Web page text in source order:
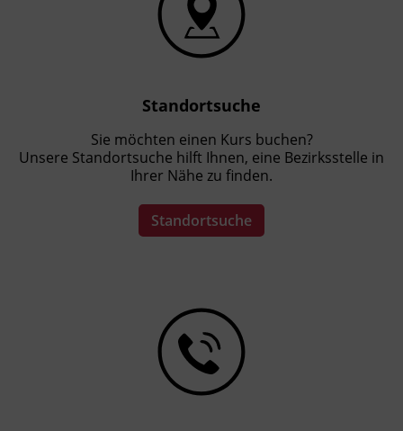
Standortsuche
Sie möchten einen Kurs buchen?
Unsere Standortsuche hilft Ihnen, eine Bezirksstelle in
Ihrer Nähe zu finden.
Standortsuche